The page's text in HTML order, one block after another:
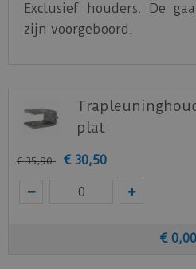
Exclusief houders. De
zijn voorgeboord.
plat
€ 35,90 € 30,50
€ 0,00